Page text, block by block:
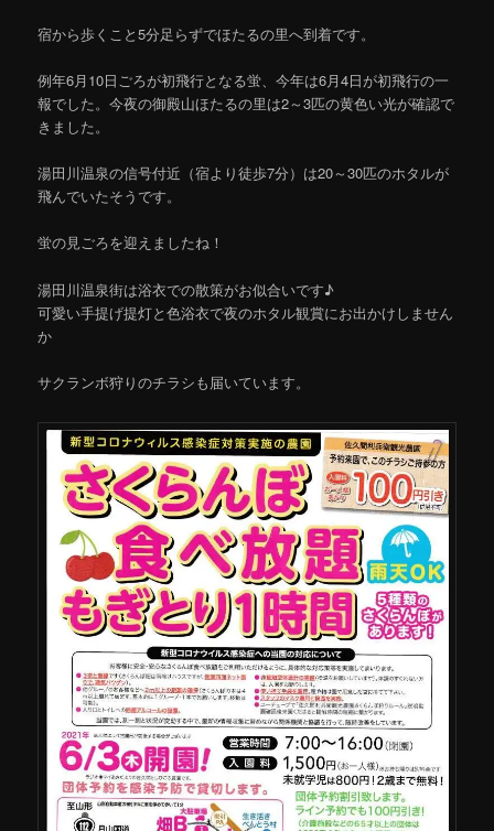
宿から歩くこと5分足らずでほたるの里へ到着です。
例年6月10日ごろが初飛行となる蛍、今年は6月4日が初飛行の一
報でした。今夜の御殿山ほたるの里は2～3匹の黄色い光が確認で
きました。
湯田川温泉の信号付近（宿より徒歩7分）は20～30匹のホタルが
飛んでいたそうです。
蛍の見ごろを迎えましたね！
湯田川温泉街は浴衣での散策がお似合いです♪
可愛い手提げ提灯と色浴衣で夜のホタル観賞にお出かけしません
か
サクランボ狩りのチラシも届いています。